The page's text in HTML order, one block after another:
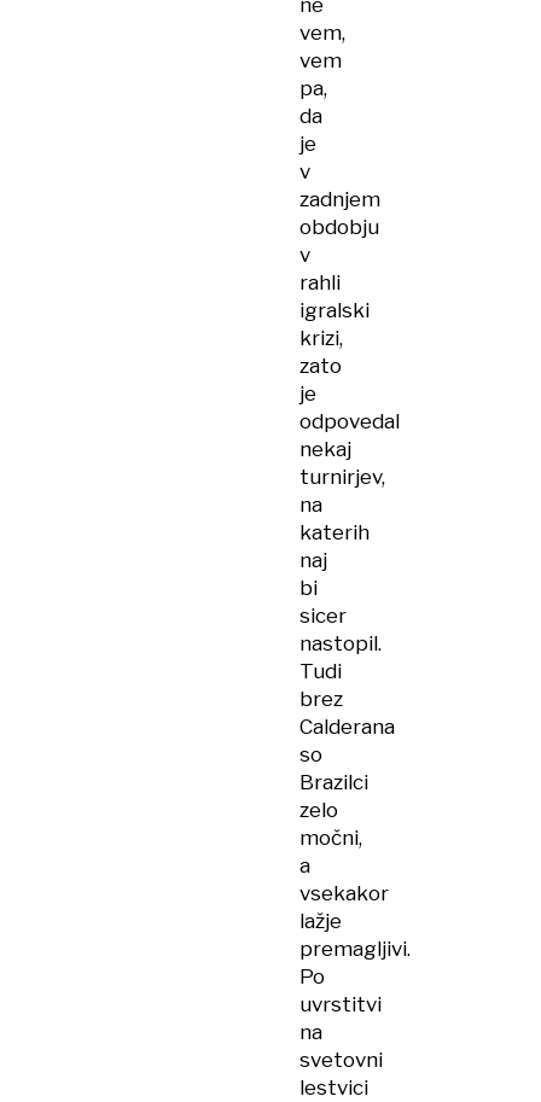
ne
vem,
vem
pa,
da
je
v
zadnjem
obdobju
v
rahli
igralski
krizi,
zato
je
odpovedal
nekaj
turnirjev,
na
katerih
naj
bi
sicer
nastopil.
Tudi
brez
Calderana
so
Brazilci
zelo
močni,
a
vsekakor
lažje
premagljivi.
Po
uvrstitvi
na
svetovni
lestvici